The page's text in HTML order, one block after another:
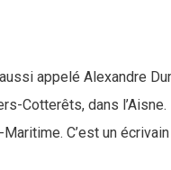
appelé Alexandre
Cotterêts, dans
C’est un